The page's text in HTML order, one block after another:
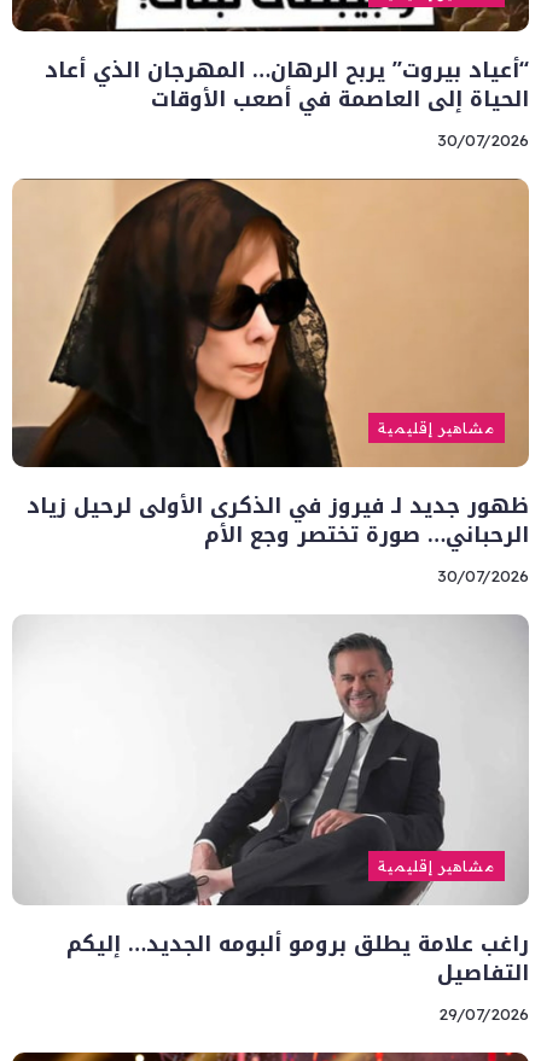
“أعياد بيروت” يربح الرهان… المهرجان الذي أعاد
الحياة إلى العاصمة في أصعب الأوقات
30/07/2026
مشاهير إقليمية
ظهور جديد لـ فيروز في الذكرى الأولى لرحيل زياد
الرحباني… صورة تختصر وجع الأم
30/07/2026
مشاهير إقليمية
راغب علامة يطلق برومو ألبومه الجديد… إليكم
التفاصيل
29/07/2026